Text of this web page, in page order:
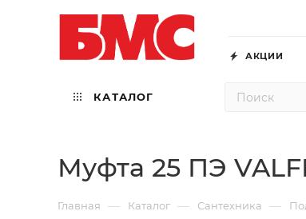
АКЦИИ
КАТАЛОГ
Муфта 25 ПЭ
Главная — Каталог — Сантехника —